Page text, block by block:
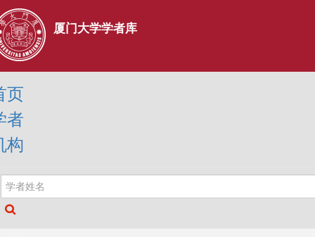
厦门大学学者库
页
者
构